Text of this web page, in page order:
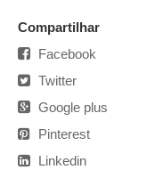
Compartilhar
Facebook
Twitter
Google plus
Pinterest
Linkedin